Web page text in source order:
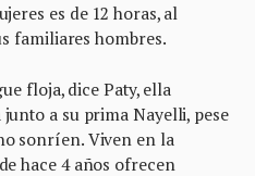
es de 12 horas, al
familiares hombres.
floja, dice Paty, ella
a su prima Nayelli, pese
sonríen. Viven en la
hace 4 años ofrecen